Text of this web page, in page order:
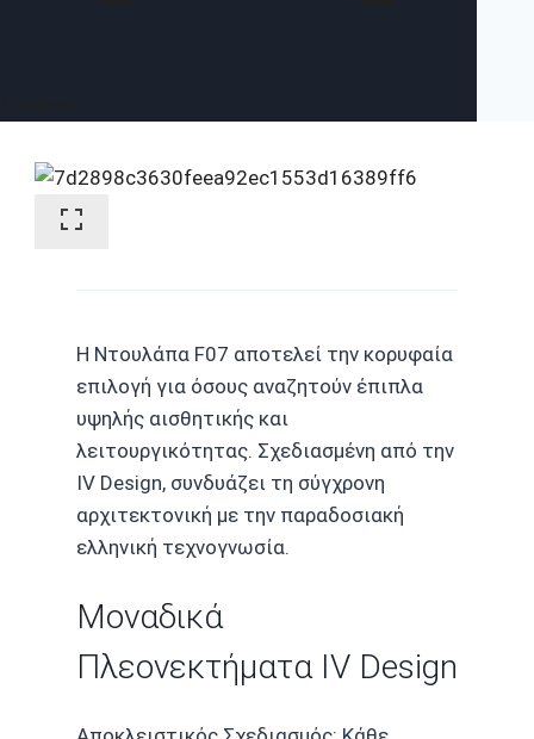
Η Ντουλάπα F07 αποτελεί την κορυφαία
επιλογή για όσους αναζητούν έπιπλα
υψηλής αισθητικής και
λειτουργικότητας. Σχεδιασμένη από την
IV Design, συνδυάζει τη σύγχρονη
αρχιτεκτονική με την παραδοσιακή
ελληνική τεχνογνωσία.
Μοναδικά
Πλεονεκτήματα IV Design